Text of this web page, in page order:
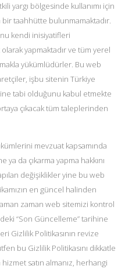
yargı bölgesinde kullanımı için
taahhütte bulunmamaktadır.
kendi inisiyatifleri
yapmaktadır ve tüm yerel
yükümlüdürler. Bu web
işbu sitenin Türkiye
tabi olduğunu kabul etmekte
çıkacak tüm taleplerinden
mevzuat kapsamında
da çıkarma yapma hakkını
değişiklikler yine bu web
en güncel halinden
zaman web sitemizi kontrol
“Son Güncelleme” tarihine
Gizlilik Politikasının revize
bu Gizlilik Politikasını dikkatle
satın almanız, herhangi